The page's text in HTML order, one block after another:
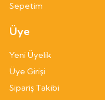
Sepetim
Üye
Yeni Üyelik
Üye Girişi
Sipariş Takibi